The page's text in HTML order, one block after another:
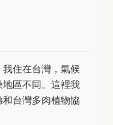
住在台灣，氣候
區不同。這裡我
台灣多肉植物協